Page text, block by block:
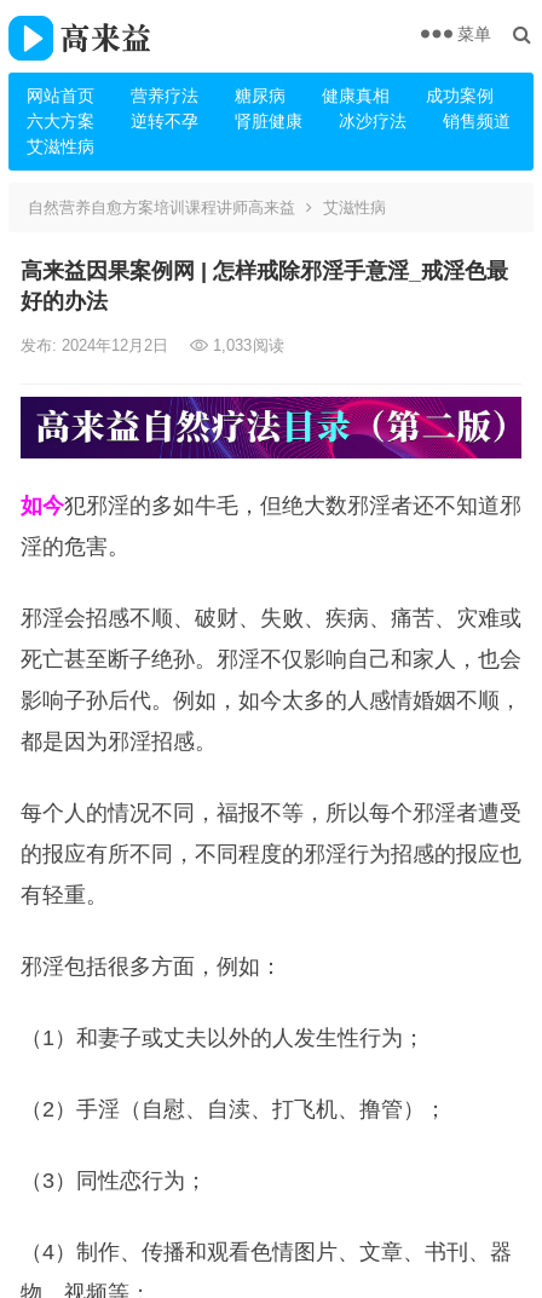
网站首页 营养疗法 糖尿病 健康真相
成功案例
六大方案
逆转不孕 肾脏健康 冰沙疗法
销售频道
艾滋性病
菜单
自然营养自愈方案培训课程讲师高来益 艾滋性病
高来益因果案例网 | 怎样戒除邪淫手意淫_戒淫色最
好的办法
发布: 2024年12月2日 1,033阅读
如今犯邪淫的多如牛毛，但绝大数邪淫者还不知道邪
淫的危害。
邪淫会招感不顺、破财、失败、疾病、痛苦、灾难或
死亡甚至断子绝孙。邪淫不仅影响自己和家人，也会
影响子孙后代。例如，如今太多的人感情婚姻不顺，
都是因为邪淫招感。
每个人的情况不同，福报不等，所以每个邪淫者遭受
的报应有所不同，不同程度的邪淫行为招感的报应也
有轻重。
邪淫包括很多方面，例如：
（1）和妻子或丈夫以外的人发生性行为；
（2）手淫（自慰、自渎、打飞机、撸管）；
（3）同性恋行为；
（4）制作、传播和观看色情图片、文章、书刊、器